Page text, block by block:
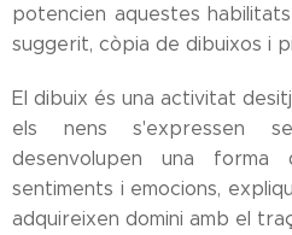
potencien aquestes
suggerit, còpia de dibuixos i
El dibuix és una activitat
els nens s'expressen
desenvolupen una forma
sentiments i emocions,
adquireixen domini amb el